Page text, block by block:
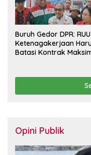
Buruh Gedor DPR: RUU
Ketenagakerjaan
Batasi Kontrak
Opini Publik